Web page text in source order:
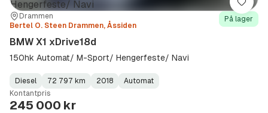
Sted:Drammen
Forhandler:
Bertel O. Steen Drammen, Åssiden
På lager
BMW X1 xDrive18d
150hk Automat/ M-Sport/ Hengerfeste/ Navi
Fuel
Type:
Diesel
Kilometerstand:
72 797 km
Model
Year:
2018
Gearbox
Type:
Automat
Kontantpris
245 000 kr
Lagre